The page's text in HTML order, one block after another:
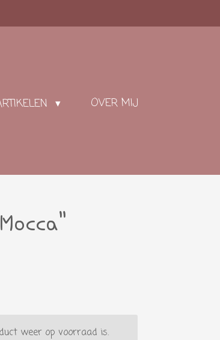
OVER MIJ
weer op voorraad is.